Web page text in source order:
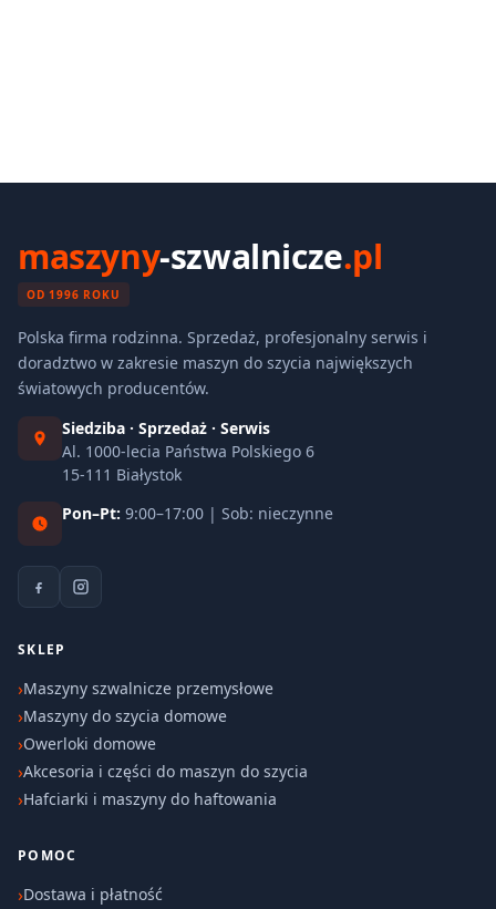
maszyny-szwalnicze.pl
OD 1996 ROKU
Polska firma rodzinna. Sprzedaż, profesjonalny serwis i
doradztwo w zakresie maszyn do szycia największych
światowych producentów.
Siedziba · Sprzedaż · Serwis
Al. 1000-lecia Państwa Polskiego 6
15-111 Białystok
Pon–Pt: 9:00–17:00 | Sob: nieczynne
SKLEP
Maszyny szwalnicze przemysłowe
Maszyny do szycia domowe
Owerloki domowe
Akcesoria i części do maszyn do szycia
Hafciarki i maszyny do haftowania
POMOC
Dostawa i płatność